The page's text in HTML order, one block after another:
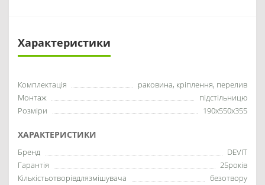
Характеристики
Комплектація
раковина, кріплення, перелив
Монтаж
підстільницю
Розміри
190x550x355
ХАРАКТЕРИСТИКИ
Бренд
DEVIT
Гарантія
25років
Кількістьотворівдлязмішувача
безотвору